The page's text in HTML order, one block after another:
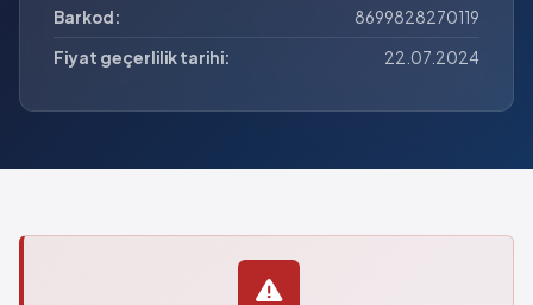
Barkod:
8699828270119
Fiyat geçerlilik tarihi:
22.07.2024